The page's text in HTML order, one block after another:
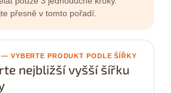
přesně v tomto pořadí.
VYBERTE PRODUKT PODLE ŠÍŘKY
nejbližší vyšší šířku